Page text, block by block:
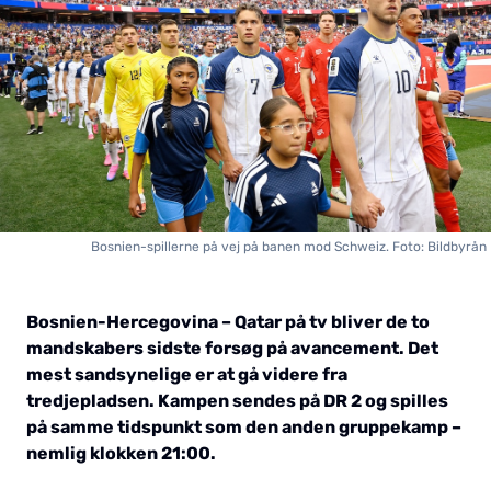
Bosnien-spillerne på vej på banen mod Schweiz. Foto: Bildbyrån
Bosnien-Hercegovina – Qatar på tv bliver de to
mandskabers sidste forsøg på avancement. Det
mest sandsynelige er at gå videre fra
tredjepladsen. Kampen sendes på DR 2 og spilles
på samme tidspunkt som den anden gruppekamp –
nemlig klokken 21:00.